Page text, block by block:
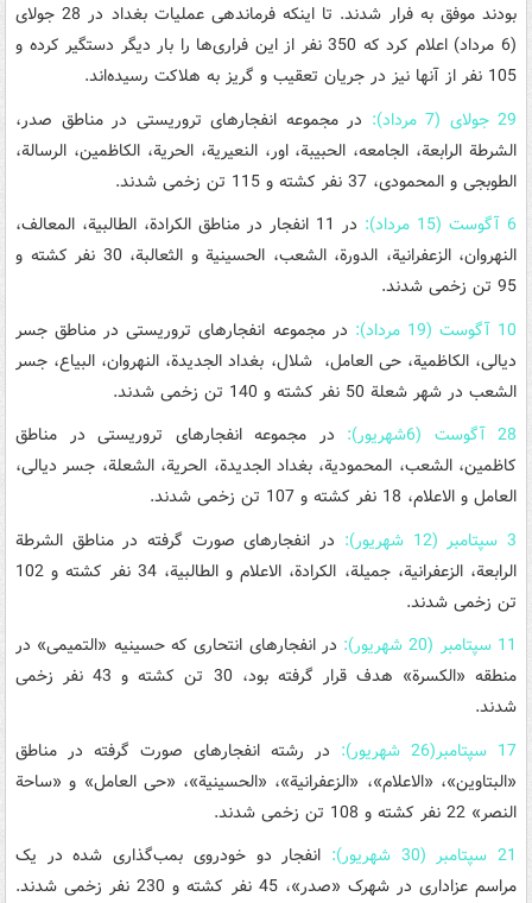
بودند موفق به فرار شدند. تا اینکه فرماندهی عملیات بغداد در 28 جولای
(6 مرداد) اعلام کرد که 350 نفر از این فراری‌ها را بار دیگر دستگیر کرده و
105 نفر از آنها نیز در جریان تعقیب و گریز به هلاکت رسیده‌اند.
29 جولای (7 مرداد):
در مجموعه انفجارهای تروریستی در مناطق صدر،
الشرطة الرابعة، الجامعه، الحبیبة، اور، النعیریة، الحریة، الکاظمین، الرسالة،
الطوبجی و المحمودی، 37 نفر کشته و 115 تن زخمی شدند.
6 آگوست (15 مرداد):
در 11 انفجار در مناطق الکرادة، الطالبیة، المعالف،
النهروان، الزعفرانیة، الدورة، الشعب، الحسینیة و الثعالبة، 30 نفر کشته و
95 تن زخمی شدند.
10 آگوست (19 مرداد):
در مجموعه انفجارهای تروریستی در مناطق جسر
دیالی، الکاظمیة، حی العامل، شلال، بغداد الجدیدة، النهروان، البیاع، جسر
الشعب در شهر شعلة 50 نفر کشته و 140 تن زخمی شدند.
28 آگوست (6شهریور):
در مجموعه انفجارهای تروریستی در مناطق
کاظمین، الشعب، المحمودیة، بغداد الجدیدة، الحریة، الشعلة، جسر دیالی،
العامل و الاعلام، 18 نفر کشته و 107 تن زخمی شدند.
3 سپتامبر (12 شهریور):
در انفجارهای صورت گرفته در مناطق الشرطة
الرابعة، الزعفرانیة، جمیلة، الکرادة، الاعلام و الطالبیة، 34 نفر کشته و 102
تن زخمی شدند.
11 سپتامبر (20 شهریور):
در انفجارهای انتحاری که حسینیه «التمیمی» در
منطقه «الکسرة» هدف قرار گرفته بود، 30 تن کشته و 43 نفر زخمی
شدند.
17 سپتامبر(26 شهریور):
در رشته‌ انفجارهای صورت گرفته در مناطق
«البتاوین»، «الاعلام»، «الزعفرانیة»، «الحسینیة»، «حی العامل» و «ساحة
النصر» 22 نفر کشته و 108 تن زخمی شدند.
21 سپتامبر (30 شهریور):
انفجار دو خودروی بمب‌گذاری شده در یک
مراسم عزاداری در شهرک «صدر»، 45 نفر کشته و 230 نفر زخمی شدند.